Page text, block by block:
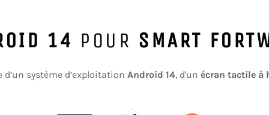
14 POUR SMART
système d’exploitation Android 14, d'un écran tactile à